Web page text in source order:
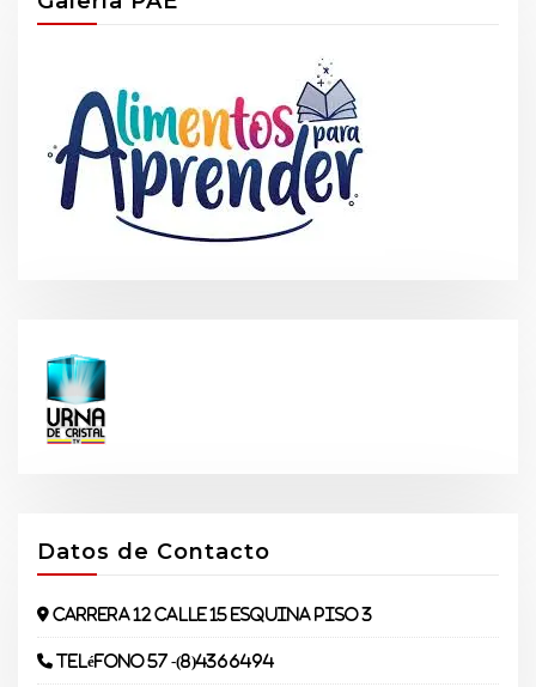
Datos de Contacto
Carrera 12 Calle 15 Esquina piso 3
Teléfono 57 -(8)4366494